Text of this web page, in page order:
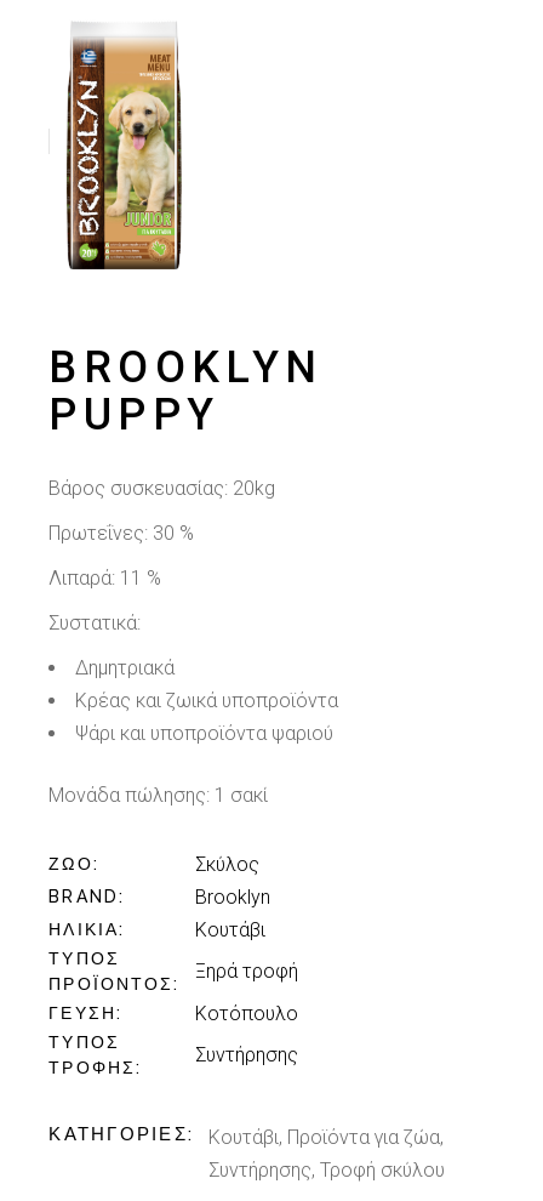
BROOKLYN
PUPPY
Βάρος συσκευασίας: 20kg
Πρωτεΐνες: 30 %
Λιπαρά: 11 %
Συστατικά:
Δημητριακά
Κρέας και ζωικά υποπροϊόντα
Ψάρι και υποπροϊόντα ψαριού
Μονάδα πώλησης: 1 σακί
ΖΏΟ Σκύλος
BRAND Brooklyn
ΗΛΙΚΊΑ Κουτάβι
ΤΎΠΟΣ
ΠΡΟΪΌΝΤΟΣ
Ξηρά τροφή
ΓΕΎΣΗ Κοτόπουλο
ΤΎΠΟΣ
ΤΡΟΦΉΣ
Συντήρησης
ΚΑΤΗΓΟΡΊΕΣ: Κουτάβι, Προϊόντα για ζώα,
Συντήρησης,Τροφή σκύλου